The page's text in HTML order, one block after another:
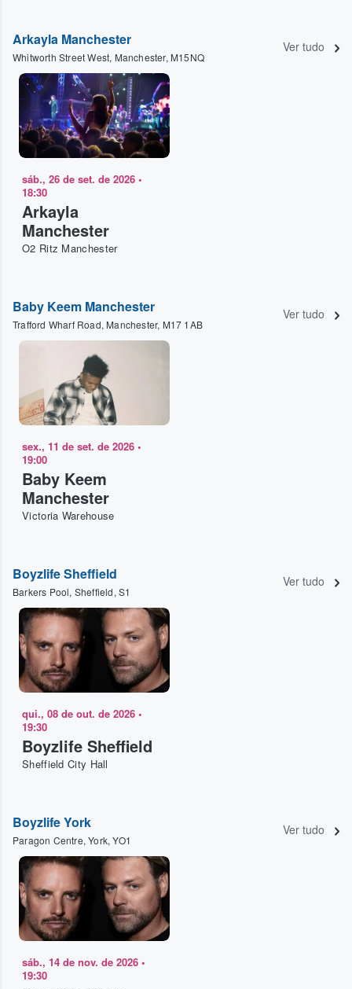
Arkayla Manchester
Whitworth Street West, Manchester, M15NQ
Ver tudo
sáb., 26 de set. de 2026 •
18:30
Arkayla
Manchester
O2 Ritz Manchester
Baby Keem Manchester
Trafford Wharf Road, Manchester, M17 1AB
Ver tudo
sex., 11 de set. de 2026 •
19:00
Baby Keem
Manchester
Victoria Warehouse
Boyzlife Sheffield
Barkers Pool, Sheffield, S1
Ver tudo
qui., 08 de out. de 2026 •
19:30
Boyzlife Sheffield
Sheffield City Hall
Boyzlife York
Paragon Centre, York, YO1
Ver tudo
sáb., 14 de nov. de 2026 •
19:30